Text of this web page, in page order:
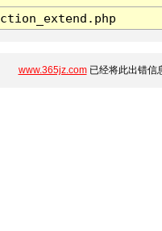
www.365jz.com已经将此出错信